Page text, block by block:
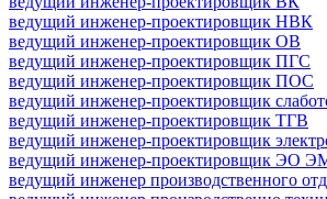
ведущий инженер-проектировщик НВК
ведущий инженер-проектировщик ОВ
ведущий инженер-проектировщик ПГС
ведущий инженер-проектировщик ПОС
ведущий инженер-проектировщик
ведущий инженер-проектировщик ТГВ
ведущий инженер-проектировщик
ведущий инженер-проектировщик ЭО
ведущий инженер производственного